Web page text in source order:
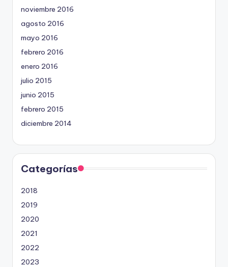
noviembre 2016
agosto 2016
mayo 2016
febrero 2016
enero 2016
julio 2015
junio 2015
febrero 2015
diciembre 2014
Categorías
2018
2019
2020
2021
2022
2023